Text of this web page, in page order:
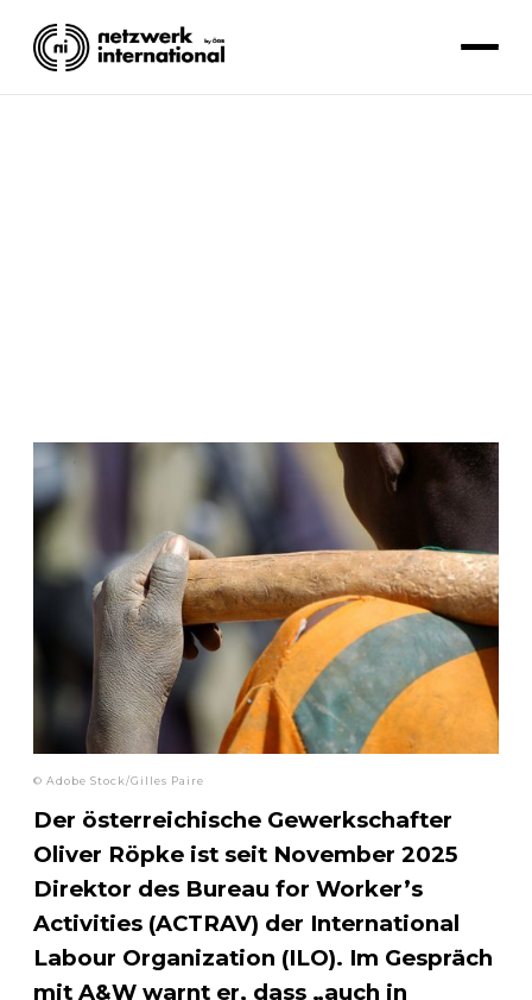
© Adobe Stock/Gilles Paire
Der österreichische Gewerkschafter
Oliver Röpke ist seit November 2025
Direktor des Bureau for Worker’s
Activities (ACTRAV) der International
Labour Organization (ILO). Im Gespräch
mit A&W warnt er, dass „auch in